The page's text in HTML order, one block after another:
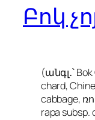
Բոկ
(անգլ․՝
chard,
cabbage,
rapa subsp.